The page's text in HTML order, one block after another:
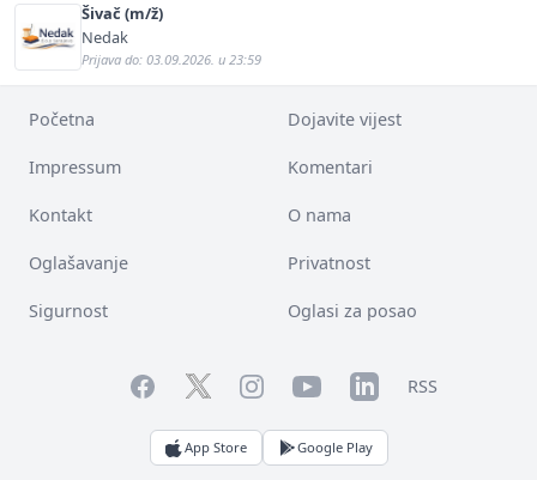
Šivač (m/ž)
Nedak
Prijava do: 03.09.2026. u 23:59
Početna Dojavite vijest
Impressum Komentari
Kontakt O nama
Oglašavanje Privatnost
Sigurnost Oglasi za posao
FacebookTwitterInstagramYouTubeLinkedInRSS
App Store Google Play